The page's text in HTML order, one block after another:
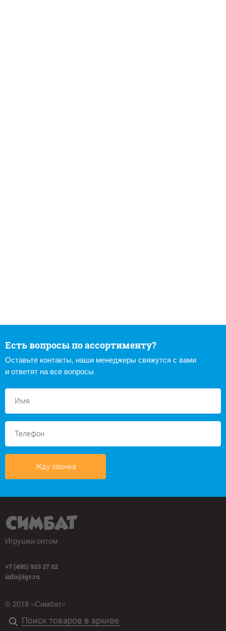
Есть вопросы по ассортименту?
Оставьте контакты, наши менеджеры свяжутся с вами
и ответят на все вопросы
Жду звонка
Игрушки оптом
+7 (495) 933 27 02
info@igr.ru
© 2018 «Симбат»